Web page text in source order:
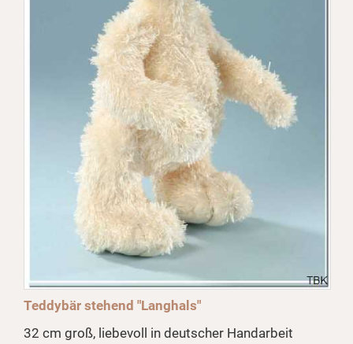
Teddybär stehend "Langhals"
32 cm groß, liebevoll in deutscher Handarbeit